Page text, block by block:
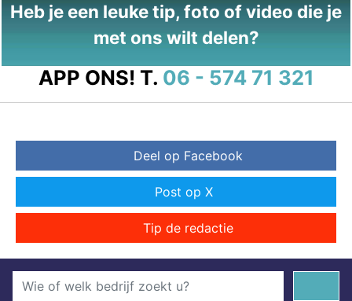
Heb je een leuke tip, foto of video die je
met ons wilt delen?
APP ONS! T. 06 - 574 71 321
Deel op Facebook
Post op X
Tip de redactie